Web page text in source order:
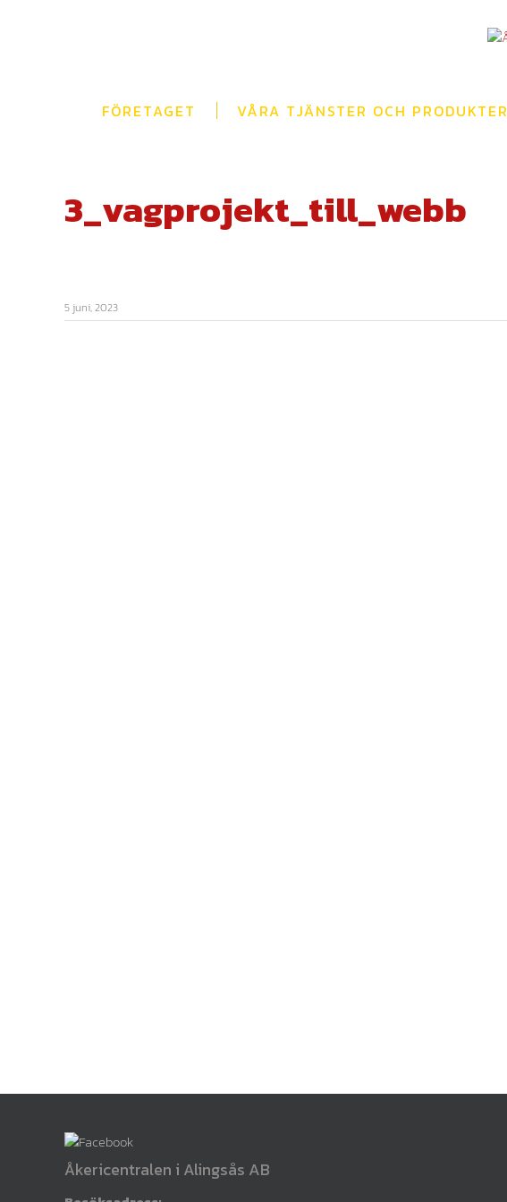
FÖRETAGET VÅRA TJÄNSTER OCH PRODUKTER
3_vagprojekt_till_webb
5 juni, 2023
Åkericentralen i Alingsås AB